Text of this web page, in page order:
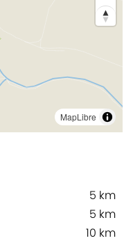
MapLibre
5 km
5 km
10 km